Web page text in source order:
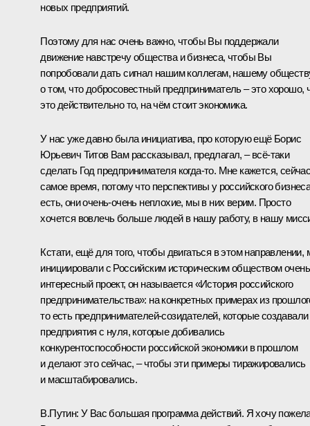
новых предприятий.
Поэтому для нас очень важно, чтобы Вы поддержали
движение навстречу общества и бизнеса, чтобы Вы
попробовали дать сигнал нашим коллегам, нашему
о том, что добросовестный предприниматель – это хорошо,
это действительно то, на чём стоит экономика.
У нас уже давно была инициатива, про которую ещё Борис
Юрьевич Титов Вам рассказывал, предлагал, – всё‑таки
сделать Год предпринимателя когда‑то. Мне кажется,
самое время, потому что перспективы у российского
есть, они очень-очень неплохие, мы в них верим. Просто
хочется вовлечь больше людей в нашу работу, в нашу
Кстати, ещё для того, чтобы двигаться в этом направлении,
инициировали с Российским историческим обществом очень
интересный проект, он называется «История российского
предпринимательства»: на конкретных примерах из
то есть предпринимателей-созидателей, которые создавали
предприятия с нуля, которые добивались
конкурентоспособности российской экономики в прошлом
и делают это сейчас, – чтобы эти примеры тиражировались
и масштабировались.
В.Путин: У Вас большая программа действий. Я хочу